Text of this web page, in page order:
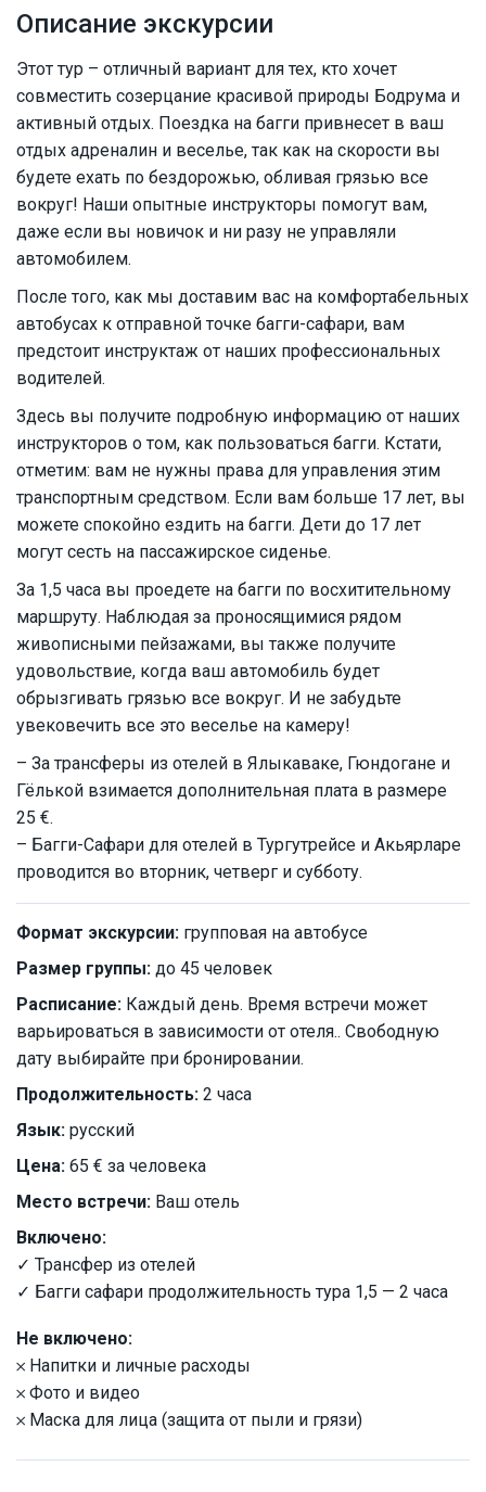
Описание экскурсии
Этот тур – отличный вариант для тех, кто хочет
совместить созерцание красивой природы Бодрума и
активный отдых. Поездка на багги привнесет в ваш
отдых адреналин и веселье, так как на скорости вы
будете ехать по бездорожью, обливая грязью все
вокруг! Наши опытные инструкторы помогут вам,
даже если вы новичок и ни разу не управляли
автомобилем.
После того, как мы доставим вас на комфортабельных
автобусах к отправной точке багги-сафари, вам
предстоит инструктаж от наших профессиональных
водителей.
Здесь вы получите подробную информацию от наших
инструкторов о том, как пользоваться багги. Кстати,
отметим: вам не нужны права для управления этим
транспортным средством. Если вам больше 17 лет, вы
можете спокойно ездить на багги. Дети до 17 лет
могут сесть на пассажирское сиденье.
За 1,5 часа вы проедете на багги по восхитительному
маршруту. Наблюдая за проносящимися рядом
живописными пейзажами, вы также получите
удовольствие, когда ваш автомобиль будет
обрызгивать грязью все вокруг. И не забудьте
увековечить все это веселье на камеру!
– За трансферы из отелей в Ялыкаваке, Гюндогане и
Гёлькой взимается дополнительная плата в размере
25 €.
– Багги-Сафари для отелей в Тургутрейсе и Акьярларе
проводится во вторник, четверг и субботу.
Формат экскурсии: групповая на автобусе
Размер группы: до 45 человек
Расписание: Каждый день. Время встречи может
варьироваться в зависимости от отеля.. Свободную
дату выбирайте при бронировании.
Продолжительность: 2 часа
Язык: русский
Цена: 65 € за человека
Место встречи: Ваш отель
Включено:
✓ Трансфер из отелей
✓ Багги сафари продолжительность тура 1,5 — 2 часа
Не включено:
𐄂 Напитки и личные расходы
𐄂 Фото и видео
𐄂 Маска для лица (защита от пыли и грязи)